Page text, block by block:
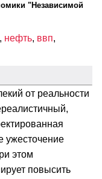
"Независимой
, нефть, ввп,
от реальности
ужесточение
этом
повысить